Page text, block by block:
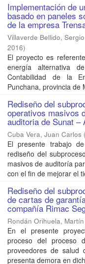
Implementación de
basado en paneles
de la empresa
Villaverde Bellido,
2016)
El proyecto es
energía alternativa
Contabilidad de la
Punchana, provincia de
Rediseño del
operativos masivos
auditoria de Sunat –
Cuba Vera, Juan Carlos (
El presente trabajo
rediseño del
masivos de auditoría
con el fin de mejorar el
Rediseño del
de cartas de
compañía Rimac
Rondán Orihuela, Martín
En el presente
proceso del proceso
proveedores de salud
presenta demora en